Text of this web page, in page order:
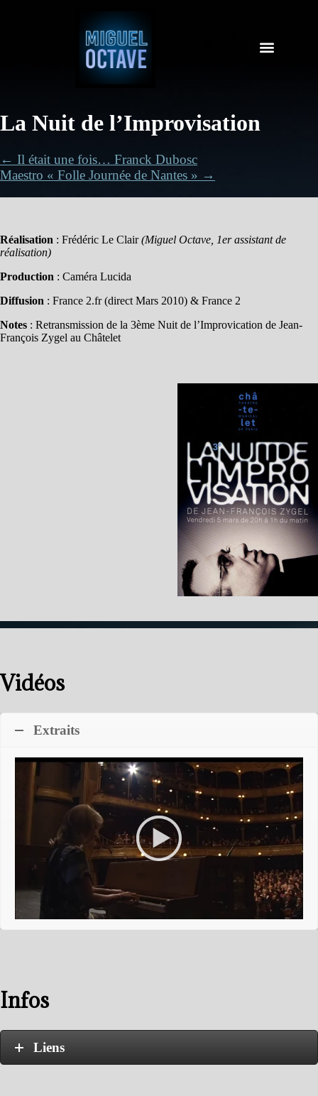
La Nuit de l’Improvisation
← Il était une fois… Franck Dubosc
Maestro « Folle Journée de Nantes » →
Réalisation : Frédéric Le Clair(Miguel Octave, 1er assistant de
réalisation)
Production : Caméra Lucida
Diffusion : France 2.fr (direct Mars 2010) & France 2
Notes : Retransmission de la 3ème Nuit de l’Improvication de Jean-
François Zygel au Châtelet
Vidéos
Extraits
Infos
Liens